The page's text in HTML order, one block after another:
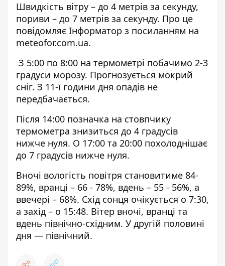
Швидкість вітру – до 4 метрів за секунду,
пориви – до 7 метрів за секунду. Про це
повідомляє Інформатор з посиланням на
meteofor.com.ua.
З 5:00 по 8:00 на термометрі побачимо 2-3
градуси морозу. Прогнозується мокрий
сніг. З 11-ї години дня опадів не
передбачається.
Після 14:00 позначка на стовпчику
термометра знизиться до 4 градусів
нижче нуля. О 17:00 та 20:00 похолоднішає
до 7 градусів нижче нуля.
Вночі вологість повітря становитиме 84-
89%, вранці – 66 - 78%, вдень – 55 - 56%, а
ввечері – 68%. Схід сонця очікується о 7:30,
а захід – о 15:48. Вітер вночі, вранці та
вдень північно-східним. У другій половині
дня — північний.